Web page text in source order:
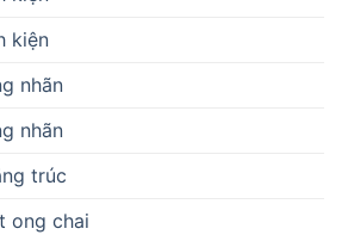
kiện
nhãn
nhãn
trúc
ong chai